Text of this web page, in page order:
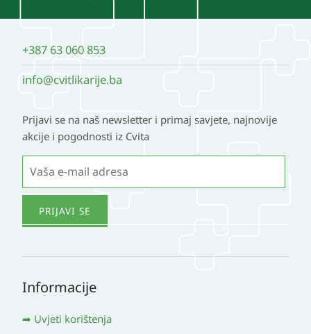
+387 63 060 853
info@cvitlikarije.ba
Prijavi se na naš newsletter i primaj savjete, najnovije
akcije i pogodnosti iz Cvita
Informacije
Uvjeti korištenja